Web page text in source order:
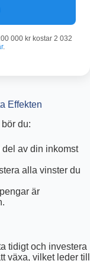
000 kr kostar 2 032
.
Effekten
du:
av din inkomst
alla vinster du
är
tidigt och investera
växa, vilket leder till